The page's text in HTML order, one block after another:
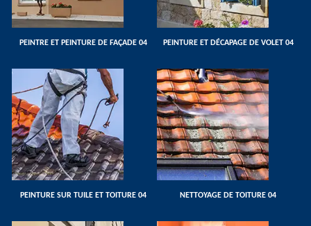
PEINTRE ET PEINTURE DE FAÇADE 04 PEINTURE ET DÉCAPAGE DE VOLET 04
PEINTURE SUR TUILE ET TOITURE 04 NETTOYAGE DE TOITURE 04